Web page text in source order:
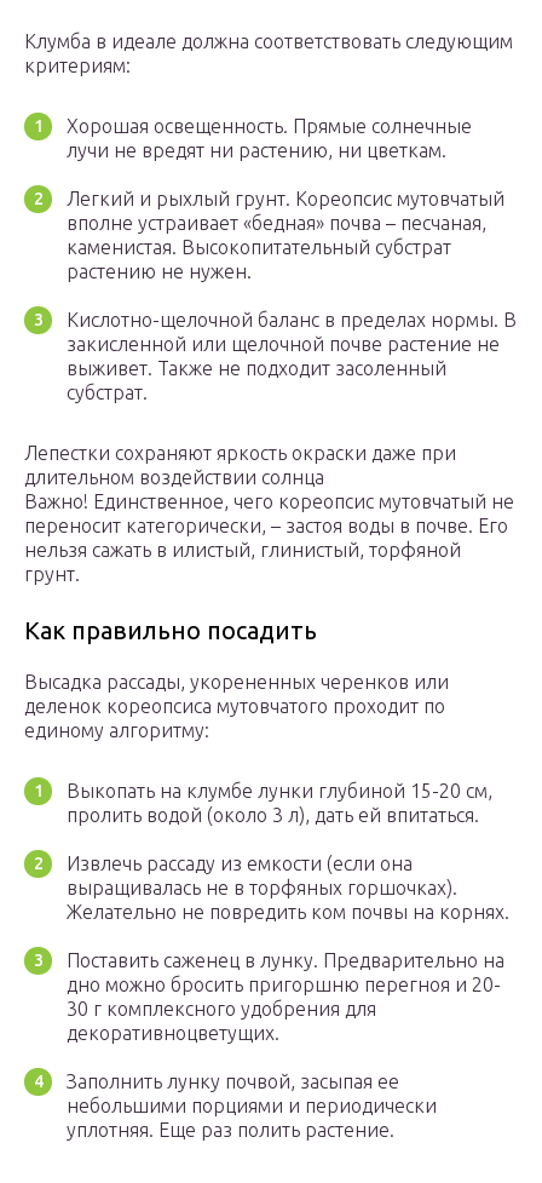
Клумба в идеале должна соответствовать следующим
критериям:
Хорошая освещенность. Прямые солнечные
лучи не вредят ни растению, ни цветкам.
Легкий и рыхлый грунт. Кореопсис мутовчатый
вполне устраивает «бедная» почва – песчаная,
каменистая. Высокопитательный субстрат
растению не нужен.
Кислотно-щелочной баланс в пределах нормы. В
закисленной или щелочной почве растение не
выживет. Также не подходит засоленный
субстрат.
Лепестки сохраняют яркость окраски даже при
длительном воздействии солнца
Важно! Единственное, чего кореопсис мутовчатый не
переносит категорически, – застоя воды в почве. Его
нельзя сажать в илистый, глинистый, торфяной
грунт.
Как правильно посадить
Высадка рассады, укорененных черенков или
деленок кореопсиса мутовчатого проходит по
единому алгоритму:
Выкопать на клумбе лунки глубиной 15-20 см,
пролить водой (около 3 л), дать ей впитаться.
Извлечь рассаду из емкости (если она
выращивалась не в торфяных горшочках).
Желательно не повредить ком почвы на корнях.
Поставить саженец в лунку. Предварительно на
дно можно бросить пригоршню перегноя и 20-
30 г комплексного удобрения для
декоративноцветущих.
Заполнить лунку почвой, засыпая ее
небольшими порциями и периодически
уплотняя. Еще раз полить растение.